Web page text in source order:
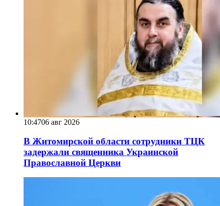
10:4706 авг 2026
В Житомирской области сотрудники ТЦК
задержали священника Украинской
Православной Церкви